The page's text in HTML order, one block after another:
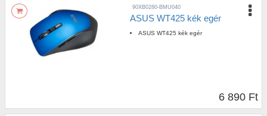
90XB0280-BMU040
ASUS WT425 kék egér
ASUS WT425 kék egér
6 890 Ft